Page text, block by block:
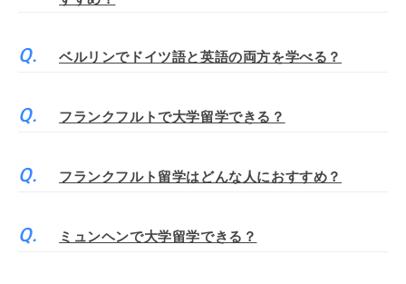
ベルリンでドイツ語と英語の両方を学べる？
フランクフルトで大学留学できる？
フランクフルト留学はどんな人におすすめ？
ミュンヘンで大学留学できる？